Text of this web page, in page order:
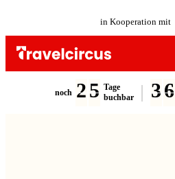
in Kooperation mit
noch 25 Tage
buchbar
36